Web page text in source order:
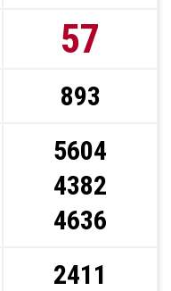
57
893
5604
4382
4636
2411